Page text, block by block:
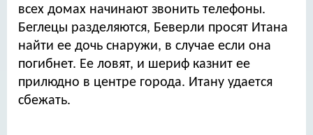
всех домах начинают звонить телефоны.
Беглецы разделяются, Беверли просят Итана
найти ее дочь снаружи, в случае если она
погибнет. Ее ловят, и шериф казнит ее
прилюдно в центре города. Итану удается
сбежать.